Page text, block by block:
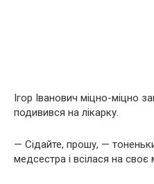
Ігор Іванович міцно-міцно
подивився на лікарку.
— Сідайте, прошу, —
медсестра і всілася на своє